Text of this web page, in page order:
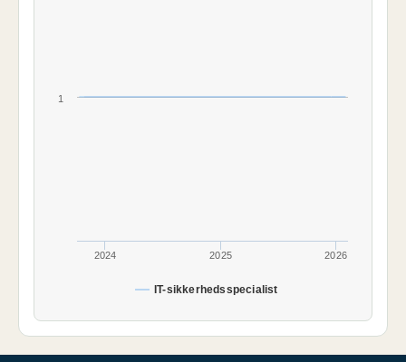
IT-sikkerhedsspecialist
2024 2025 2026
1